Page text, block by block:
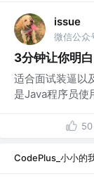
issue
3分钟让你明
适合面试装逼以
是Java程序员使
50
CodePlus_小小的